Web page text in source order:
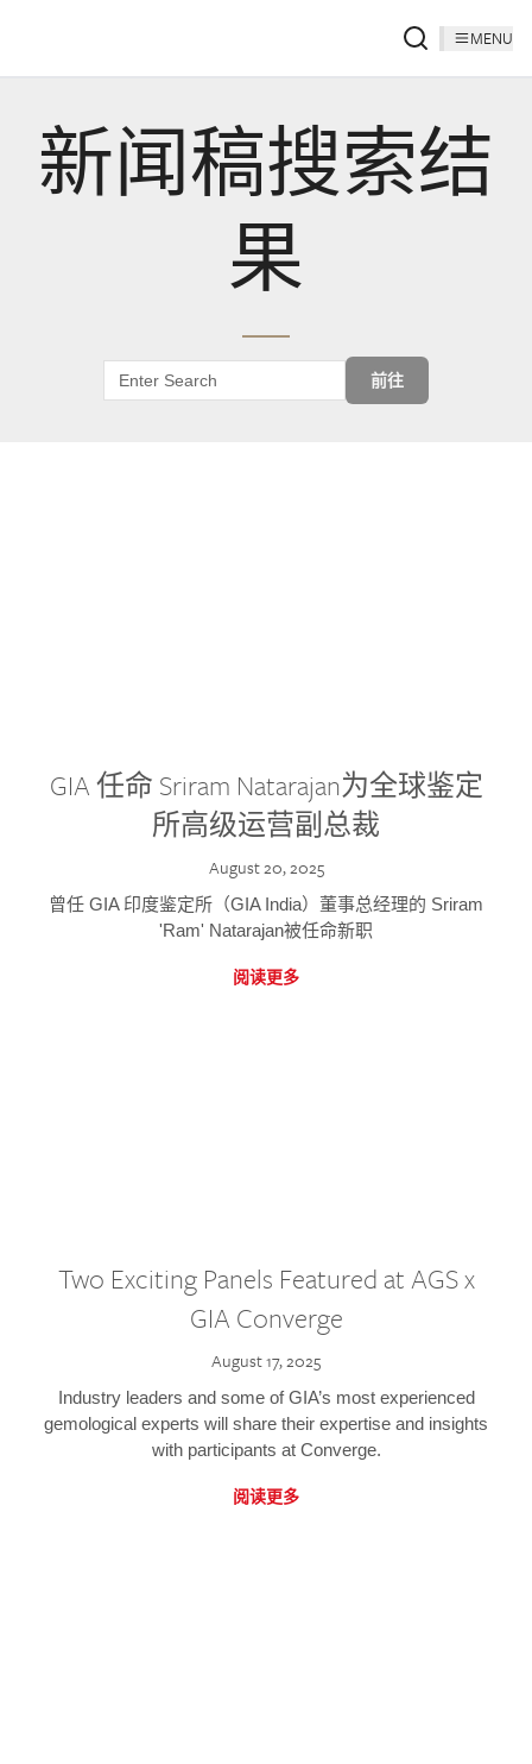
MENU
新闻稿搜索结
果
前往
GIA 任命 Sriram Natarajan为全球鉴定
所高级运营副总裁
August 20, 2025
曾任 GIA 印度鉴定所（GIA India）董事总经理的 Sriram
'Ram' Natarajan被任命新职
阅读更多
Two Exciting Panels Featured at AGS x
GIA Converge
August 17, 2025
Industry leaders and some of GIA’s most experienced
gemological experts will share their expertise and insights
with participants at Converge.
阅读更多